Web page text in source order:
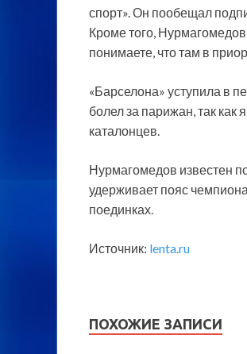
спорт». Он пообещал
Кроме того,
понимаете, что там в
«Барселона» уступила в
болел за парижан, так
каталонцев.
Нурмагомедов известен
удерживает пояс
поединках.
Источник: lenta.ru
ПОХОЖИЕ ЗАПИСИ